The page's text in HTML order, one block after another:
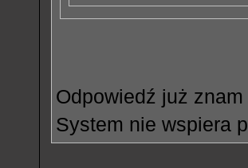
Odpowiedź już
System nie wspiera